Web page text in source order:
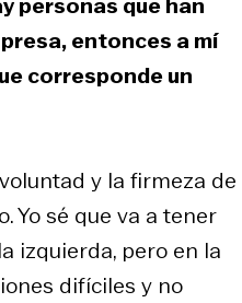
entonces a mí
corresponde un
y la firmeza de
Yo sé que va a tener
izquierda, pero en la
difíciles y no